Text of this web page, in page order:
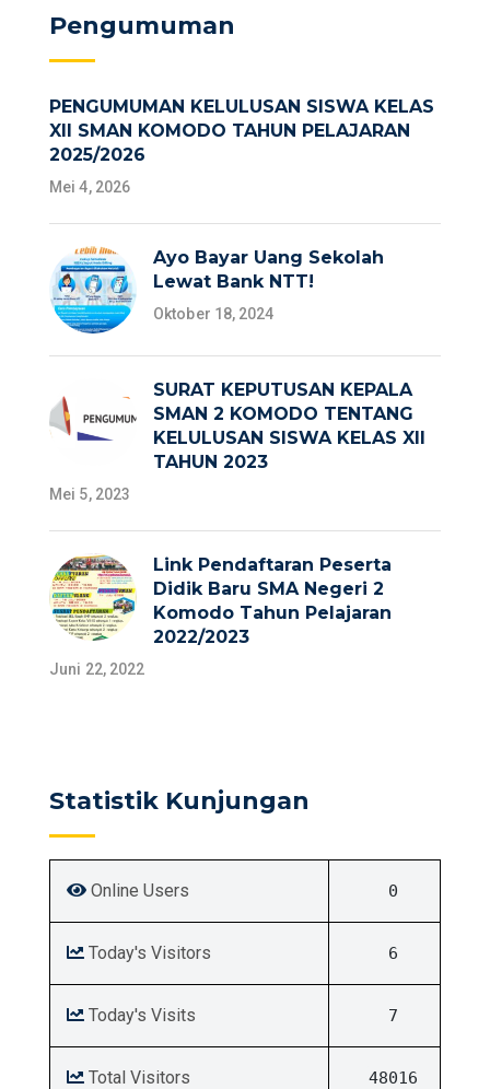
Pengumuman
PENGUMUMAN KELULUSAN SISWA KELAS
XII SMAN KOMODO TAHUN PELAJARAN
2025/2026
Mei 4, 2026
Ayo Bayar Uang Sekolah
Lewat Bank NTT!
Oktober 18, 2024
SURAT KEPUTUSAN KEPALA
SMAN 2 KOMODO TENTANG
KELULUSAN SISWA KELAS XII
TAHUN 2023
Mei 5, 2023
Link Pendaftaran Peserta
Didik Baru SMA Negeri 2
Komodo Tahun Pelajaran
2022/2023
Juni 22, 2022
Statistik Kunjungan
Online Users 0
Today's Visitors 6
Today's Visits 7
Total Visitors 48016